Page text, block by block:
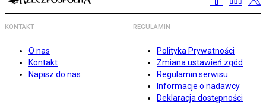
KONTAKT
O nas
Kontakt
Napisz do nas
REGULAMIN
Polityka Prywatności
Zmiana ustawień zgód
Regulamin serwisu
Informacje o nadawcy
Deklaracja dostępności